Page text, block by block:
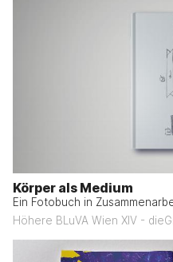
Körper als Medium
Ein Fotobuch in
Höhere BLuVA Wien XIV -